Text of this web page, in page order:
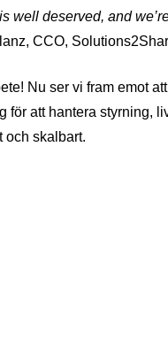
well deserved, and
CCO,
Nu ser vi fram emot
för att hantera styrning,
och skalbart.